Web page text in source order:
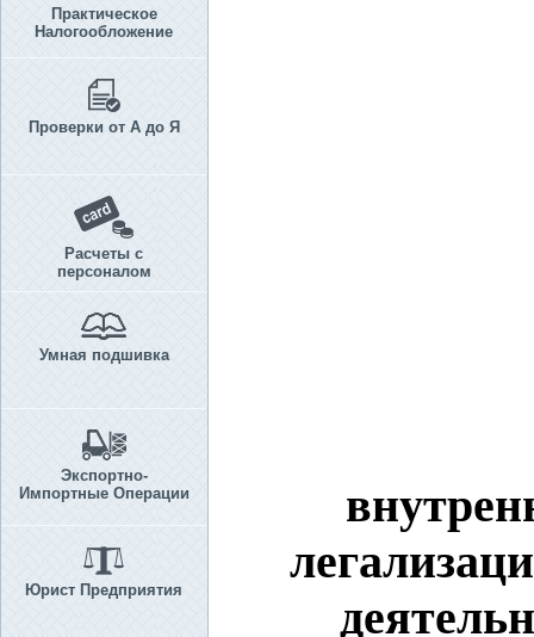
Практическое
Налогообложение
Проверки от А до Я
Расчеты с
персоналом
Умная подшивка
Экспортно-
Импортные Операции
Юрист Предприятия